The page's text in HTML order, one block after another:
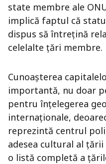
state membre ale
implică faptul că
dispus să întrețină
celelalte țări membre.
Cunoașterea
importantă, nu doar
pentru înțelegerea
internaționale,
reprezintă centrul
adesea cultural al
o listă completă a